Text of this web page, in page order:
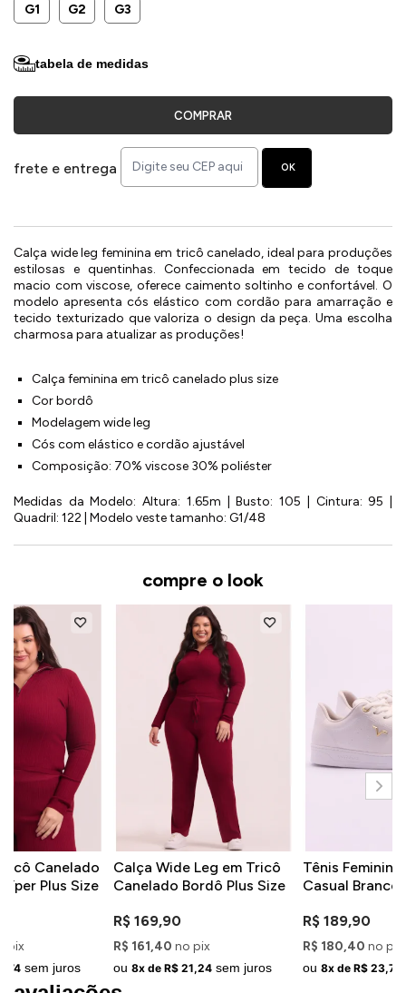
G1
G2 G3
tabela de medidas
COMPRAR
frete e entrega OK
Calça wide leg feminina em tricô canelado, ideal para produções
estilosas e quentinhas. Confeccionada em tecido de toque
macio com viscose, oferece caimento soltinho e confortável. O
modelo apresenta cós elástico com cordão para amarração e
tecido texturizado que valoriza o design da peça. Uma escolha
charmosa para atualizar as produções!
Calça feminina em tricô canelado plus size
Cor bordô
Modelagem wide leg
Cós com elástico e cordão ajustável
Composição: 70% viscose 30% poliéster
Medidas da Modelo: Altura: 1.65m | Busto: 105 | Cintura: 95 |
Quadril: 122 | Modelo veste tamanho: G1/48
compre o look
Canelado
Plus Size
pix
sem juros
Calça Wide Leg em Tricô
Canelado Bordô Plus Size
R$ 169,90
R$ 161,40 no pix
ou 8x de R$ 21,24 sem juros
Tênis
Casual Branco
R$ 189,90
R$ 180,40 no pix
ou 8x de R$ 23,74